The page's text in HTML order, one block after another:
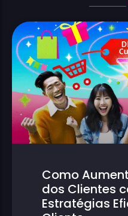
Como
dos Clientes
Estratégias